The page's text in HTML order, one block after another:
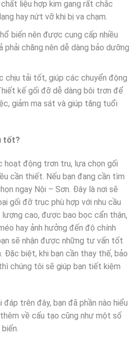
liệu hợp kim gang rất chắc
hay nứt vỡ khi bị va chạm.
biến nên được cung cấp nhiều
chăng nên dễ dàng bảo dưỡng
chịu tải tốt, giúp các chuyển động
kế gối đỡ dễ dàng bôi trơn để
giảm ma sát và giúp tăng tuổi
tốt?
hoạt động trơn tru, lựa chọn gối
cần thiết. Nếu bạn đang cần tìm
ngay Nội – Sơn. Đây là nơi sẽ
gối đỡ trục phù hợp với nhu cầu
lượng cao, được bao bọc cẩn thận,
hay ảnh hưởng đến độ chính
sẽ nhận được những tư vấn tốt
Đặc biệt, khi bạn cần thay thế, bảo
chúng tôi sẽ giúp bạn tiết kiệm
đáp trên đây, bạn đã phần nào hiểu
về cấu tạo cũng như một số